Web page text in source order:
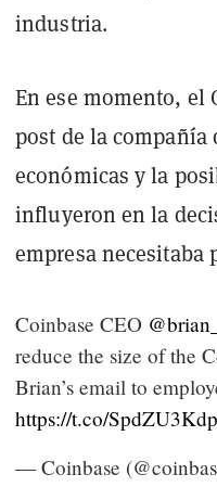
industria.
En ese momento, el
post de la
económicas y la
influyeron en la
empresa necesitaba
Coinbase CEO
reduce the size of the
Brian’s email to
https://t.co/
— Coinbase